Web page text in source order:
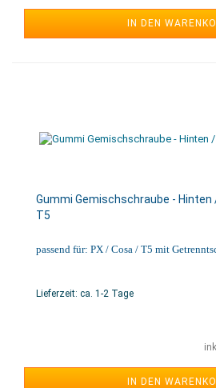
IN DEN
Gummi Gemischschraube - Hinten
T5
passend für: PX / Cosa / T5 mit
Lieferzeit: ca. 1-2 Tage
IN DEN